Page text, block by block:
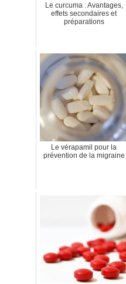
Le curcuma : Avantages,
effets secondaires et
préparations
Le vérapamil pour la
prévention de la migraine